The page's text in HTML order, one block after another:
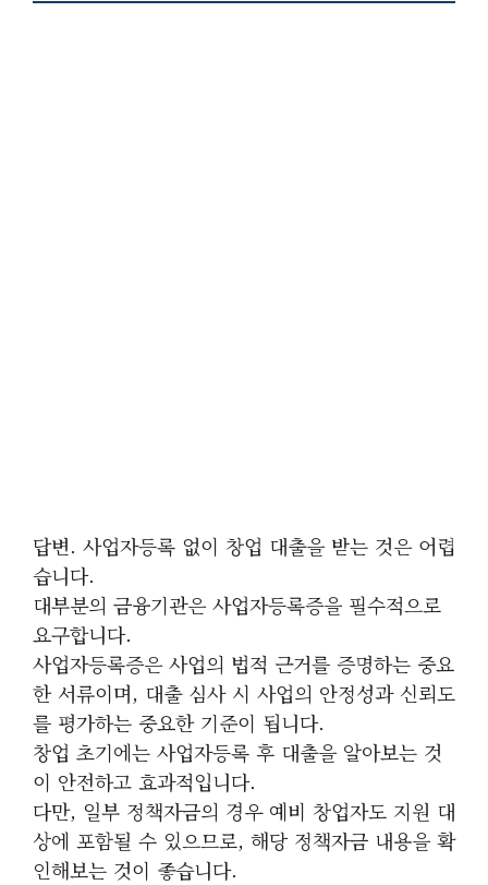
답변. 사업자등록 없이 창업 대출을 받는 것은 어렵
습니다.
대부분의 금융기관은 사업자등록증을 필수적으로
요구합니다.
사업자등록증은 사업의 법적 근거를 증명하는 중요
한 서류이며, 대출 심사 시 사업의 안정성과 신뢰도
를 평가하는 중요한 기준이 됩니다.
창업 초기에는 사업자등록 후 대출을 알아보는 것
이 안전하고 효과적입니다.
다만, 일부 정책자금의 경우 예비 창업자도 지원 대
상에 포함될 수 있으므로, 해당 정책자금 내용을 확
인해보는 것이 좋습니다.